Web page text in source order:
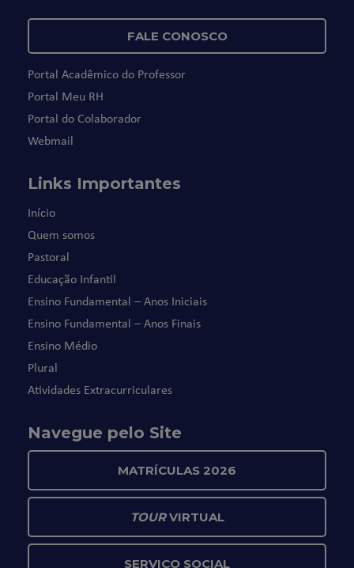
FALE CONOSCO
Portal Acadêmico do Professor
Portal Meu RH
Portal do Colaborador
Webmail
Links Importantes
Início
Quem somos
Pastoral
Educação Infantil
Ensino Fundamental – Anos Iniciais
Ensino Fundamental – Anos Finais
Ensino Médio
Plural
Atividades Extracurriculares
Navegue pelo Site
MATRÍCULAS 2026
TOURVIRTUAL
SERVIÇO SOCIAL